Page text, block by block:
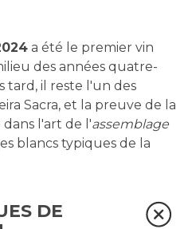
a été le premier vin
des années quatre-
tard, il reste l'un des
Sacra, et la preuve de la
l'art de l'assemblage
blancs typiques de la
DE